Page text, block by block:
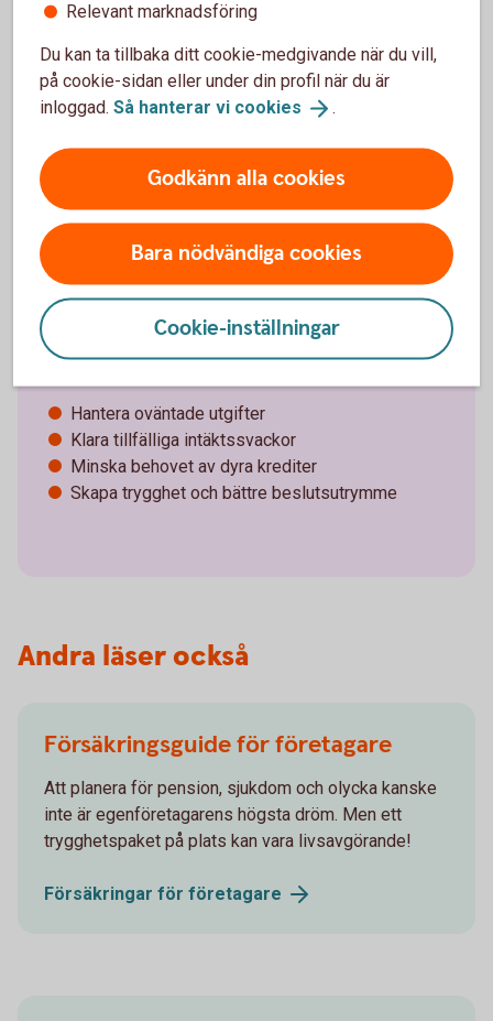
Därför är en buffert viktig
En ekonomisk buffert handlar i grunden om att ge
både företaget och företagaren större stabilitet även
när förutsättningarna snabbt förändras .Ett
Hantera oväntade utgifter
Klara tillfälliga intäktssvackor
Minska behovet av dyra krediter
Skapa trygghet och bättre beslutsutrymme
Andra läser också
Försäkringsguide för företagare
Att planera för pension, sjukdom och olycka kanske
inte är egenföretagarens högsta dröm. Men ett
trygghetspaket på plats kan vara livsavgörande!
Försäkringar för företagare
Relevant marknadsföring
Du kan ta tillbaka ditt cookie-medgivande när du vill,
på cookie-sidan eller under din profil när du är
inloggad. Så hanterar vi cookies .
Godkänn alla cookies
Bara nödvändiga cookies
Cookie-inställningar